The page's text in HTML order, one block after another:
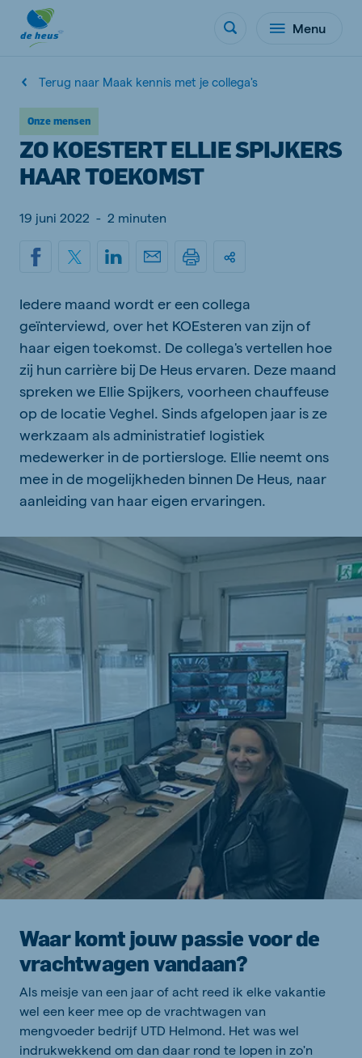
Menu
Terug naar Maak kennis met je collega's
Onze mensen
ZO KOESTERT ELLIE SPIJKERS
HAAR TOEKOMST
19 juni 2022 - 2 minuten
Iedere maand wordt er een collega
geïnterviewd, over het KOEsteren van zijn of
haar eigen toekomst. De collega's vertellen hoe
zij hun carrière bij De Heus ervaren. Deze maand
spreken we Ellie Spijkers, voorheen chauffeuse
op de locatie Veghel. Sinds afgelopen jaar is ze
werkzaam als administratief logistiek
medewerker in de portiersloge. Ellie neemt ons
mee in de mogelijkheden binnen De Heus, naar
aanleiding van haar eigen ervaringen.
Waar komt jouw passie voor de
vrachtwagen vandaan?
Als meisje van een jaar of acht reed ik elke vakantie
wel een keer mee op de vrachtwagen van
mengvoeder bedrijf UTD Helmond. Het was wel
indrukwekkend om dan daar rond te lopen in zo'n